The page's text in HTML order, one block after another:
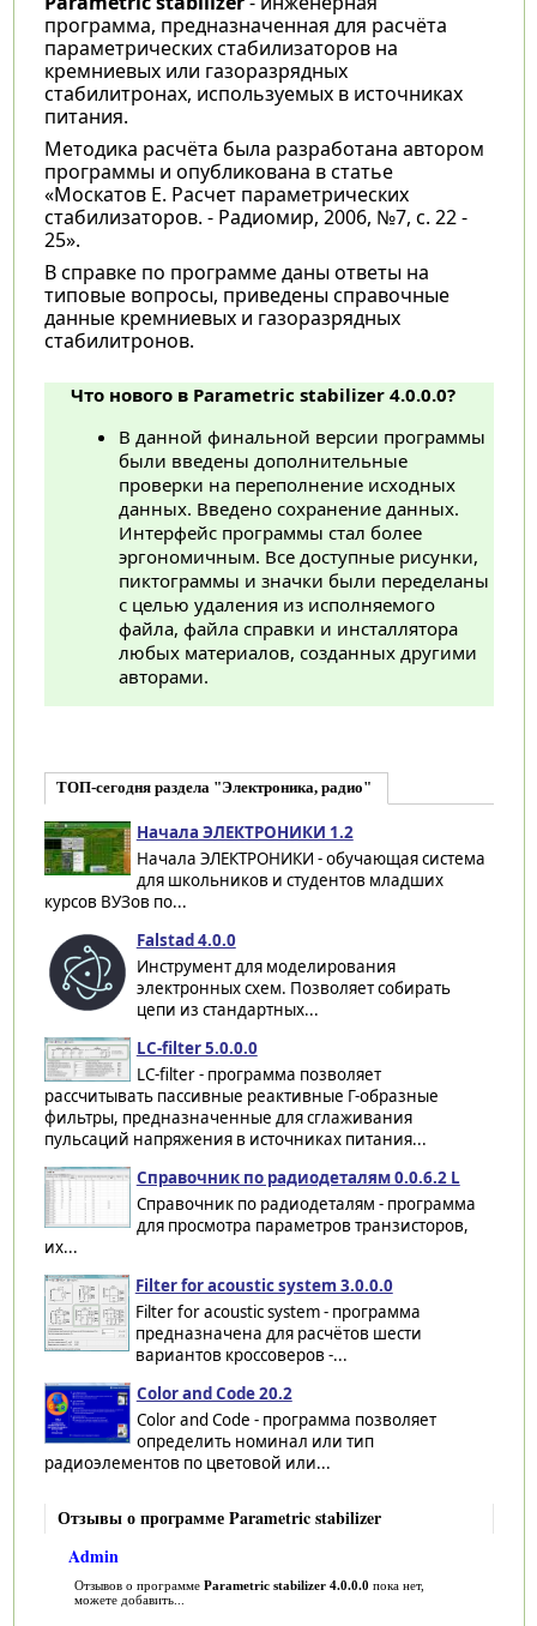
программа, предназначенная для расчёта
параметрических стабилизаторов на
кремниевых или газоразрядных
стабилитронах, используемых в источниках
питания.
Методика расчёта была разработана автором
программы и опубликована в статье
«Москатов Е. Расчет параметрических
стабилизаторов. - Радиомир, 2006, №7, с. 22 -
25».
В справке по программе даны ответы на
типовые вопросы, приведены справочные
данные кремниевых и газоразрядных
стабилитронов.
Что нового в Parametric stabilizer 4.0.0.0?
В данной финальной версии программы
были введены дополнительные
проверки на переполнение исходных
данных. Введено сохранение данных.
Интерфейс программы стал более
эргономичным. Все доступные рисунки,
пиктограммы и значки были переделаны
с целью удаления из исполняемого
файла, файла справки и инсталлятора
любых материалов, созданных другими
авторами.
ТОП-сегодня раздела "Электроника, радио"
Начала ЭЛЕКТРОНИКИ 1.2
Начала ЭЛЕКТРОНИКИ - обучающая система
для школьников и студентов младших
курсов ВУЗов по...
Falstad 4.0.0
Инструмент для моделирования
электронных схем. Позволяет собирать
цепи из стандартных...
LC-filter 5.0.0.0
LC-filter - программа позволяет
рассчитывать пассивные реактивные Г-образные
фильтры, предназначенные для сглаживания
пульсаций напряжения в источниках питания...
Справочник по радиодеталям 0.0.6.2 L
Справочник по радиодеталям - программа
для просмотра параметров транзисторов,
их...
Filter for acoustic system 3.0.0.0
Filter for acoustic system - программа
предназначена для расчётов шести
вариантов кроссоверов -...
Color and Code 20.2
Color and Code - программа позволяет
определить номинал или тип
радиоэлементов по цветовой или...
Отзывы о программе Parametric stabilizer
Admin
Отзывов о программе Parametric stabilizer 4.0.0.0 пока нет,
можете добавить...